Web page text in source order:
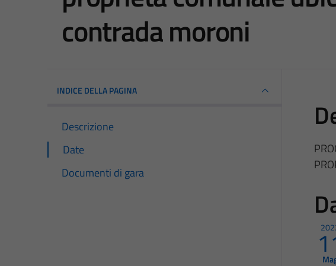
contrada moroni
INDICE DELLA PAGINA
Descrizione
Date
Documenti di gara